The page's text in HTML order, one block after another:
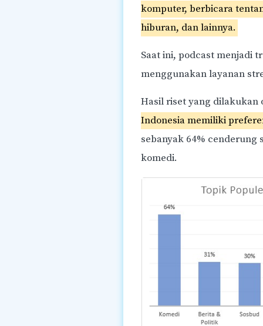
komputer, berbicara
hiburan, dan lainnya.
Saat ini, podcast menjadi
menggunakan layanan
Hasil riset yang dilakukan
Indonesia memiliki
sebanyak 64%
komedi.